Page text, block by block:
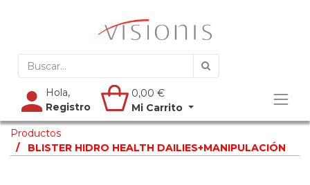
Hola,
Registro
0,00 €
Mi Carrito
Productos
BLISTER HIDRO HEALTH DAILIES+MANIPULACIÓN